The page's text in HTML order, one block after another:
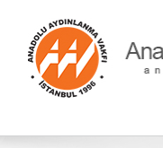
content